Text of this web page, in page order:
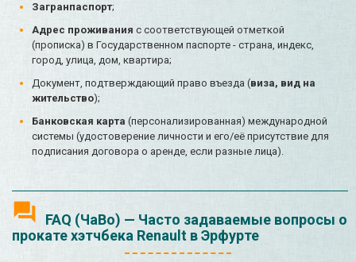
Загранпаспорт;
Адрес проживания с соответствующей отметкой
(прописка) в Государственном паспорте - страна, индекс,
город, улица, дом, квартира;
Документ, подтверждающий право въезда (виза, вид на
жительство);
Банковская карта (персонализированная) международной
системы (удостоверение личности и его/её присутствие для
подписания договора о аренде, если разные лица).
FAQ (ЧаВо) — Часто задаваемые вопросы о
прокате хэтчбека Renault в Эрфурте